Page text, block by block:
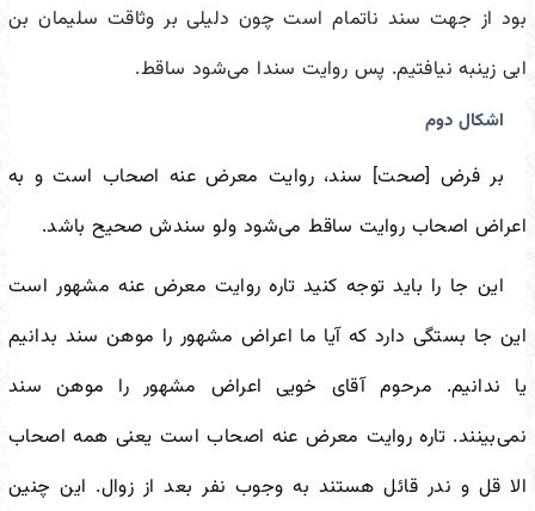
بود از جهت سند ناتمام است چون دلیلی بر وثاقت سلیمان بن
ابی زینبه نیافتیم. پس روایت سندا می‌شود ساقط.
اشکال دوم
بر فرض [صحت] سند، روایت معرض عنه اصحاب است و به
اعراض اصحاب روایت ساقط می‌شود ولو سندش صحیح باشد.
این جا را باید توجه کنید تاره روایت معرض عنه مشهور است
این جا بستگی دارد که آیا ما اعراض مشهور را موهن سند بدانیم
یا ندانیم. مرحوم آقای خویی اعراض مشهور را موهن سند
نمی‌بینند. تاره روایت معرض عنه اصحاب است یعنی همه اصحاب
الا قل و ندر قائل هستند به وجوب نفر بعد از زوال. این چنین